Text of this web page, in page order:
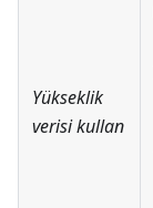
Yükseklik
verisi kullan